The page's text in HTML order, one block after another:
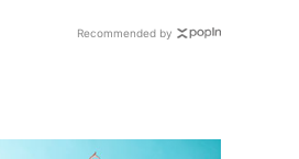
Recommended by